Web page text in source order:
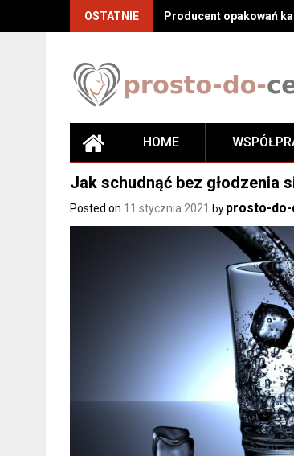
OSTATNIE Producent opakowań
HOME
Jak schudnąć bez głodzenia
Posted on 11 stycznia 2021 by prosto-do-